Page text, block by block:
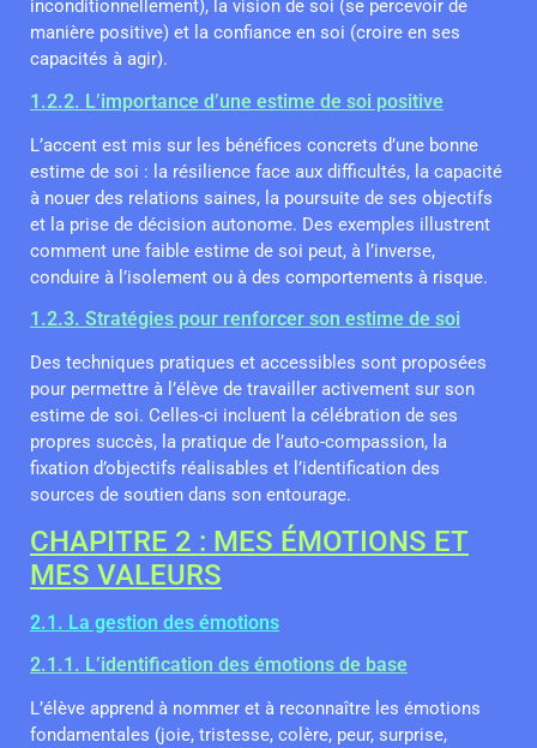
inconditionnellement), la vision de soi (se percevoir de
manière positive) et la confiance en soi (croire en ses
capacités à agir).
1.2.2. L’importance d’une estime de soi positive
L’accent est mis sur les bénéfices concrets d’une bonne
estime de soi : la résilience face aux difficultés, la capacité
à nouer des relations saines, la poursuite de ses objectifs
et la prise de décision autonome. Des exemples illustrent
comment une faible estime de soi peut, à l’inverse,
conduire à l’isolement ou à des comportements à risque.
1.2.3. Stratégies pour renforcer son estime de soi
Des techniques pratiques et accessibles sont proposées
pour permettre à l’élève de travailler activement sur son
estime de soi. Celles-ci incluent la célébration de ses
propres succès, la pratique de l’auto-compassion, la
fixation d’objectifs réalisables et l’identification des
sources de soutien dans son entourage.
CHAPITRE 2 : MES ÉMOTIONS ET
MES VALEURS
2.1. La gestion des émotions
2.1.1. L’identification des émotions de base
L’élève apprend à nommer et à reconnaître les émotions
fondamentales (joie, tristesse, colère, peur, surprise,